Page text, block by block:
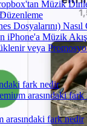
Müzik
Dosyalarını) Nasıl
iPhone'a Müzik
veya
fark nedir
arasındaki fark
arasındaki fark nedir